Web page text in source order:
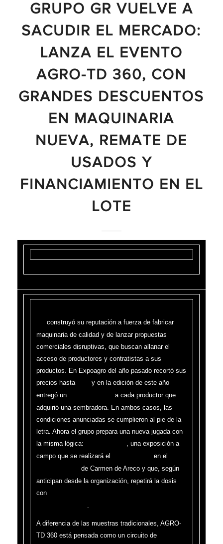
GRUPO GR VUELVE A
SACUDIR EL MERCADO:
LANZA EL EVENTO
AGRO-TD 360, CON
GRANDES DESCUENTOS
EN MAQUINARIA
NUEVA, REMATE DE
USADOS Y
FINANCIAMIENTO EN EL
LOTE
construyó su reputación a fuerza de fabricar
maquinaria de calidad y de lanzar propuestas
comerciales disruptivas, que buscan allanar el
acceso de productores y contratistas a sus
productos. En Expoagro del año pasado recortó sus
precios hasta
y en la edición de este año
entregó un
a cada productor que
adquirió una sembradora. En ambos casos, las
condiciones anunciadas se cumplieron al pie de la
letra. Ahora el grupo prepara una nueva jugada con
la misma lógica:
, una exposición a
campo que se realizará el
en el
de Carmen de Areco y que, según
anticipan desde la organización, repetirá la dosis
con
.
A diferencia de las muestras tradicionales, AGRO-
TD 360 está pensada como un circuito de